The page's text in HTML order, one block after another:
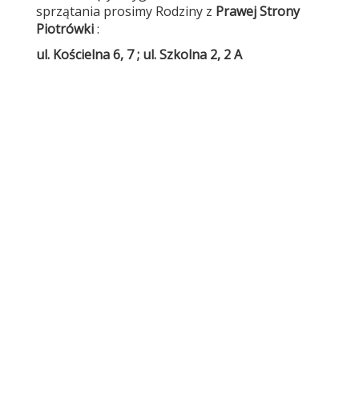
sprzątania prosimy Rodziny z Prawej Strony
Piotrówki:
ul. Kościelna 6, 7 ; ul. Szkolna 2, 2 A